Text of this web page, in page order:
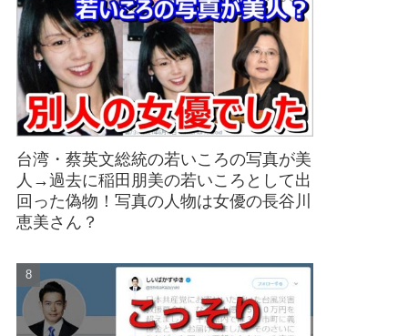
台湾・蔡英文総統の若いころの写真が美
人→過去に稲田朋美の若いころとして出
回った偽物！写真の人物は女優の長谷川
恵美さん？